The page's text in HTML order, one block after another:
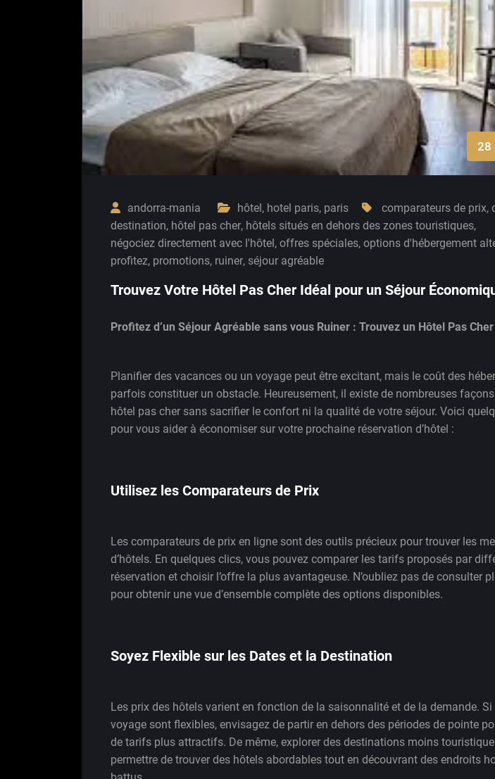
28
andorra-mania hôtel, hotel paris, paris comparateurs de prix,
destination, hôtel pas cher, hôtels situés en dehors des zones touristiques,
négociez directement avec l'hôtel, offres spéciales, options d'hébergement
profitez, promotions, ruiner, séjour agréable
Trouvez Votre Hôtel Pas Cher Idéal pour un Séjour
Profitez d’un Séjour Agréable sans vous Ruiner : Trouvez un Hôtel Pas Cher
Planifier des vacances ou un voyage peut être excitant, mais le coût des
parfois constituer un obstacle. Heureusement, il existe de nombreuses
hôtel pas cher sans sacrifier le confort ni la qualité de votre séjour. Voici
pour vous aider à économiser sur votre prochaine réservation d’hôtel :
Utilisez les Comparateurs de Prix
Les comparateurs de prix en ligne sont des outils précieux pour trouver les
d’hôtels. En quelques clics, vous pouvez comparer les tarifs proposés par
réservation et choisir l’offre la plus avantageuse. N’oubliez pas de consulter
pour obtenir une vue d’ensemble complète des options disponibles.
Soyez Flexible sur les Dates et la Destination
Les prix des hôtels varient en fonction de la saisonnalité et de la demande.
voyage sont flexibles, envisagez de partir en dehors des périodes de pointe
de tarifs plus attractifs. De même, explorer des destinations moins
permettre de trouver des hôtels abordables tout en découvrant des endroits